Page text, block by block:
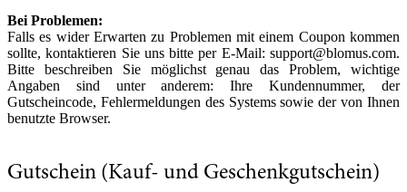
Bei Problemen:
Falls es wider Erwarten zu Problemen mit einem Coupon kommen
sollte, kontaktieren Sie uns bitte per E-Mail: support@blomus.com.
Bitte beschreiben Sie möglichst genau das Problem, wichtige
Angaben sind unter anderem: Ihre Kundennummer, der
Gutscheincode, Fehlermeldungen des Systems sowie der von Ihnen
benutzte Browser.
Gutschein (Kauf- und Geschenkgutschein)